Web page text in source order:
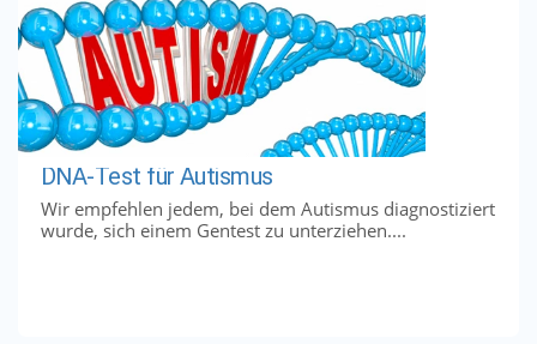
DNA-Test für Autismus
Wir empfehlen jedem, bei dem Autismus diagnostiziert
wurde, sich einem Gentest zu unterziehen....